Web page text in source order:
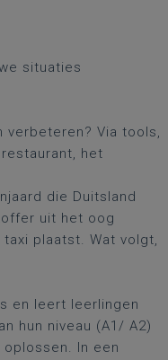
situaties
verbeteren? Via tools,
het
die Duitsland
uit het oog
plaatst. Wat volgt,
en leert leerlingen
hun niveau (A1/ A2)
In een